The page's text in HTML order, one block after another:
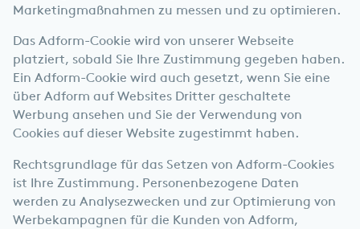
Marketingmaßnahmen zu messen und zu optimieren.
Das Adform-Cookie wird von unserer Webseite
platziert, sobald Sie Ihre Zustimmung gegeben haben.
Ein Adform-Cookie wird auch gesetzt, wenn Sie eine
über Adform auf Websites Dritter geschaltete
Werbung ansehen und Sie der Verwendung von
Cookies auf dieser Website zugestimmt haben.
Rechtsgrundlage für das Setzen von Adform-Cookies
ist Ihre Zustimmung. Personenbezogene Daten
werden zu Analysezwecken und zur Optimierung von
Werbekampagnen für die Kunden von Adform,